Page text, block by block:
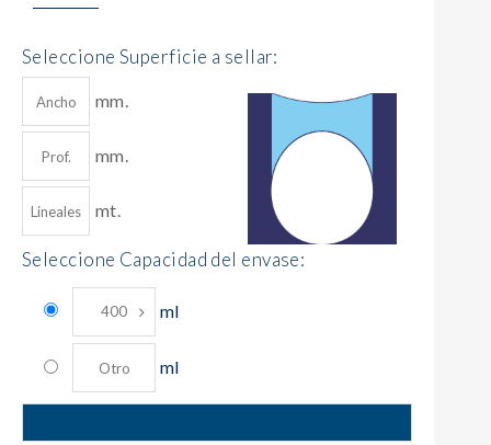
Seleccione Superficie a sellar:
mm.
mm.
mt.
Seleccione Capacidad del envase:
ml
ml